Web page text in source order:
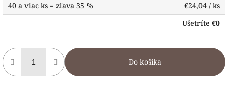
40 a viac ks = zľava 35 %
€24,04 / ks
Ušetríte €0
Do košíka